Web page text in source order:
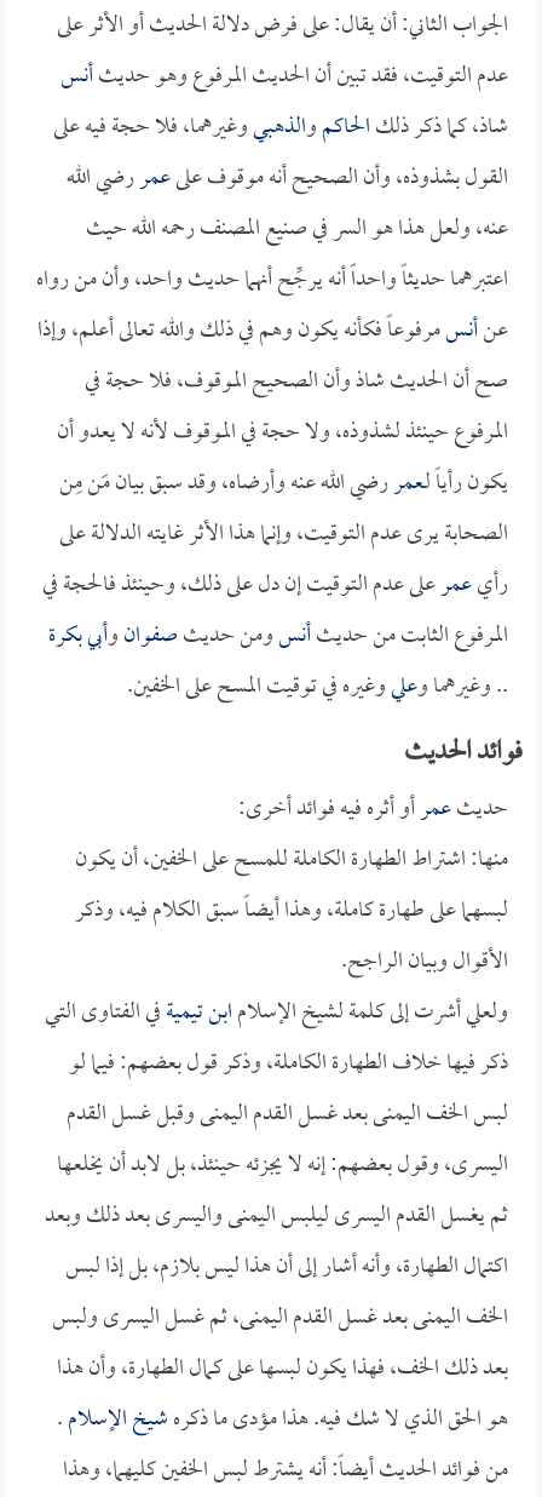
الجواب الثاني: أن يقال: على فرض دلالة الحديث أو الأثر على
عدم التوقيت، فقد تبين أن الحديث المرفوع وهو حديثأنس
شاذ، كما ذكر ذلكالحاكموالذهبيوغيرهما، فلا حجة فيه على
القول بشذوذه، وأن الصحيح أنه موقوف علىعمررضي الله
عنه، ولعل هذا هو السر في صنيع المصنف رحمه الله حيث
اعتبرهما حديثاً واحداً أنه يرجِّح أنهما حديث واحد، وأن من رواه
عنأنسمرفوعاً فكأنه يكون وهم في ذلك والله تعالى أعلم، وإذا
صح أن الحديث شاذ وأن الصحيح الموقوف، فلا حجة في
المرفوع حينئذ لشذوذه، ولا حجة في الموقوف لأنه لا يعدو أن
يكون رأياً لـعمررضي الله عنه وأرضاه، وقد سبق بيان مَن مِن
الصحابة يرى عدم التوقيت، وإنما هذا الأثر غايته الدلالة على
رأيعمرعلى عدم التوقيت إن دل على ذلك، وحينئذ فالحجة في
المرفوع الثابت من حديثأنسومن حديثصفوانوأبي بكرة
.. وغيرهما وعليوغيره في توقيت المسح على الخفين.
فوائد الحديث
حديثعمرأو أثره فيه فوائد أخرى:
منها: اشتراط الطهارة الكاملة للمسح على الخفين، أن يكون
لبسهما على طهارة كاملة، وهذا أيضاً سبق الكلام فيه، وذكر
الأقوال وبيان الراجح.
ولعلي أشرت إلى كلمة لشيخ الإسلامابن تيميةفي الفتاوى التي
ذكر فيها خلاف الطهارة الكاملة، وذكر قول بعضهم: فيما لو
لبس الخف اليمنى بعد غسل القدم اليمنى وقبل غسل القدم
اليسرى، وقول بعضهم: إنه لا يجزئه حينئذ، بل لابد أن يخلعها
ثم يغسل القدم اليسرى ليلبس اليمنى واليسرى بعد ذلك وبعد
اكتمال الطهارة، وأنه أشار إلى أن هذا ليس بلازم، بل إذا لبس
الخف اليمنى بعد غسل القدم اليمنى، ثم غسل اليسرى ولبس
بعد ذلك الخف، فهذا يكون لبسها على كمال الطهارة، وأن هذا
هو الحق الذي لا شك فيه. هذا مؤدى ما ذكرهشيخ الإسلام.
من فوائد الحديث أيضاً: أنه يشترط لبس الخفين كليهما، وهذا